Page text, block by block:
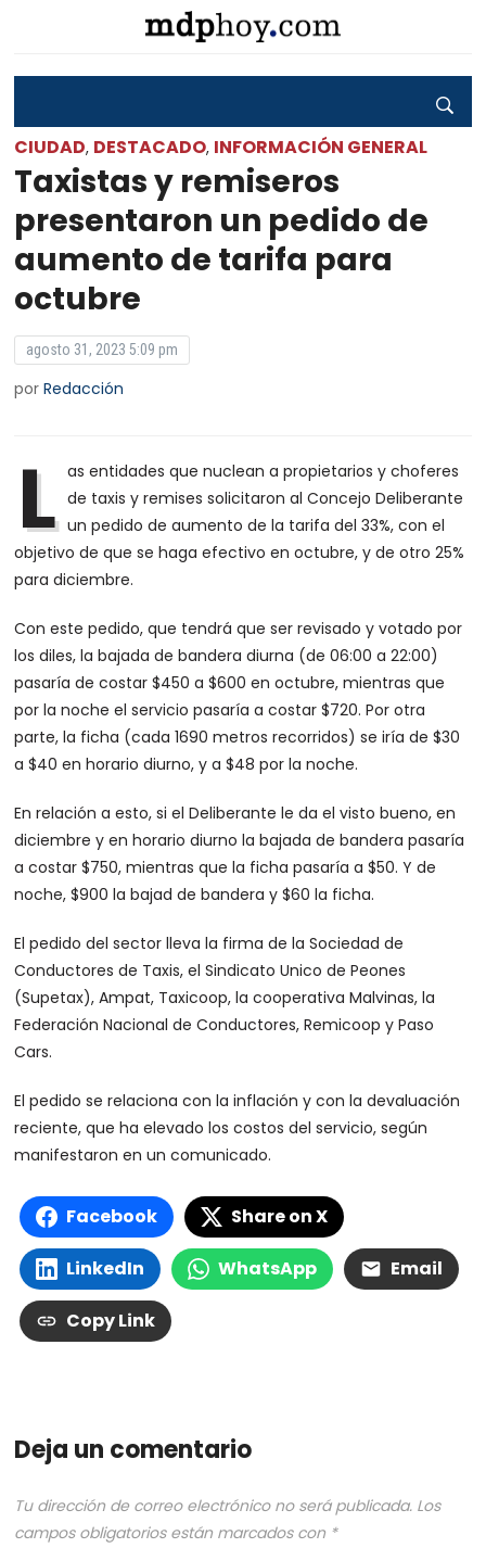
CIUDAD, DESTACADO, INFORMACIÓN GENERAL
Taxistas y remiseros
presentaron un pedido de
aumento de tarifa para
octubre
agosto 31, 2023 5:09 pm
porRedacción
L as entidades que nuclean a propietarios y choferes
de taxis y remises solicitaron al Concejo Deliberante
un pedido de aumento de la tarifa del 33%, con el
objetivo de que se haga efectivo en octubre, y de otro 25%
para diciembre.
Con este pedido, que tendrá que ser revisado y votado por
los diles, la bajada de bandera diurna (de 06:00 a 22:00)
pasaría de costar $450 a $600 en octubre, mientras que
por la noche el servicio pasaría a costar $720. Por otra
parte, la ficha (cada 1690 metros recorridos) se iría de $30
a $40 en horario diurno, y a $48 por la noche.
En relación a esto, si el Deliberante le da el visto bueno, en
diciembre y en horario diurno la bajada de bandera pasaría
a costar $750, mientras que la ficha pasaría a $50. Y de
noche, $900 la bajad de bandera y $60 la ficha.
El pedido del sector lleva la firma de la Sociedad de
Conductores de Taxis, el Sindicato Unico de Peones
(Supetax), Ampat, Taxicoop, la cooperativa Malvinas, la
Federación Nacional de Conductores, Remicoop y Paso
Cars.
El pedido se relaciona con la inflación y con la devaluación
reciente, que ha elevado los costos del servicio, según
manifestaron en un comunicado.
Facebook Share on X
LinkedIn WhatsApp Email
Copy Link
Deja un comentario
Tu dirección de correo electrónico no será publicada. Los
campos obligatorios están marcados con *